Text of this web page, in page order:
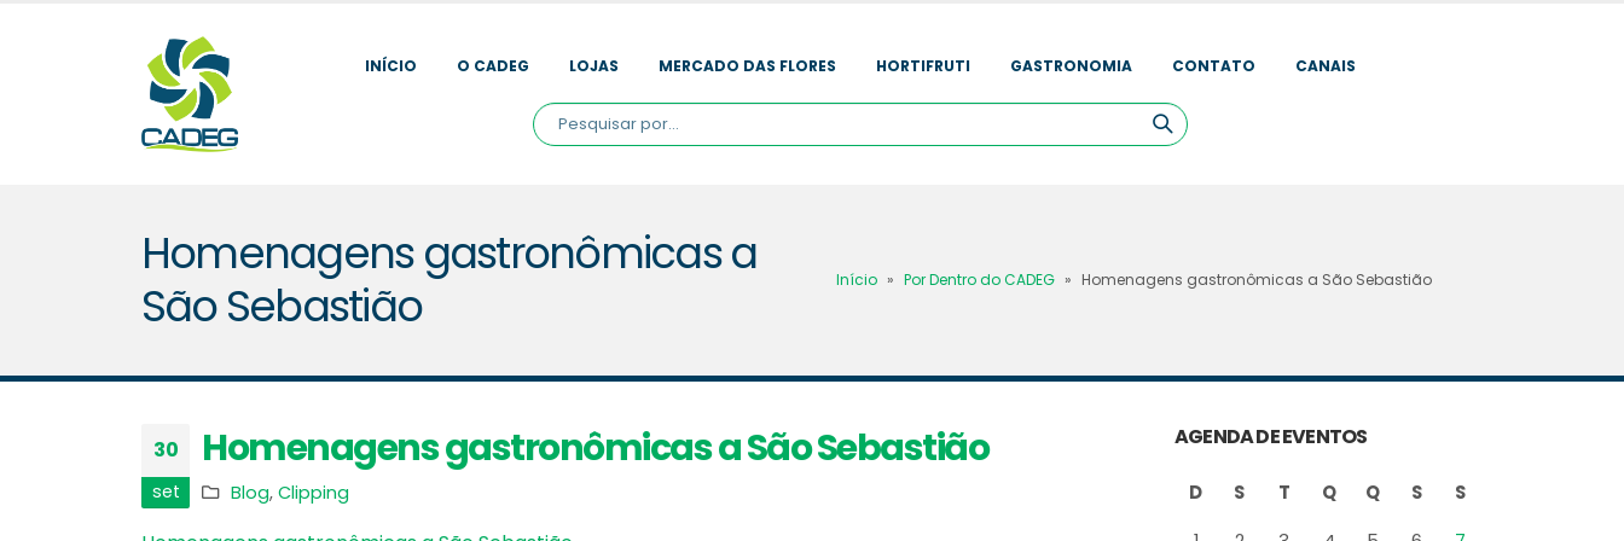
INÍCIO O CADEG LOJAS MERCADO DAS FLORES HORTIFRUTI GASTRONOMIA CONTATO CANAIS
Homenagens gastronômicas a
São Sebastião
Início » Por Dentro do CADEG » Homenagens gastronômicas a São Sebastião
30
set
Homenagens gastronômicas a São Sebastião
Blog,Clipping
AGENDA DE EVENTOS
D S T Q Q S
S